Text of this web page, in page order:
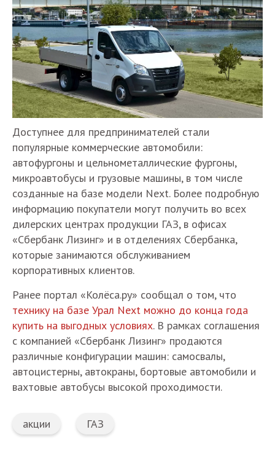
Доступнее для предпринимателей стали
популярные коммерческие автомобили:
автофургоны и цельнометаллические фургоны,
микроавтобусы и грузовые машины, в том числе
созданные на базе модели Next. Более подробную
информацию покупатели могут получить во всех
дилерских центрах продукции ГАЗ, в офисах
«Сбербанк Лизинг» и в отделениях Сбербанка,
которые занимаются обслуживанием
корпоративных клиентов.
Ранее портал «Колёса.ру» сообщал о том, что
технику на базе Урал Next можно до конца года
купить на выгодных условиях. В рамках соглашения
с компанией «Сбербанк Лизинг» продаются
различные конфигурации машин: самосвалы,
автоцистерны, автокраны, бортовые автомобили и
вахтовые автобусы высокой проходимости.
акции ГАЗ